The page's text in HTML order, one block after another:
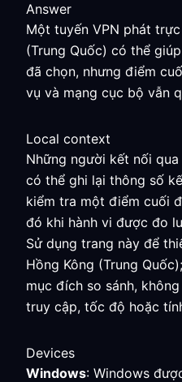
Answer
Một tuyến VPN phát
(Trung Quốc) có thể
đã chọn, nhưng điểm
vụ và mạng cục bộ vẫn
Local context
Những người kết nối
có thể ghi lại thông số
kiểm tra một điểm cuối
đó khi hành vi được đo
Sử dụng trang này để
Hồng Kông (Trung
mục đích so sánh,
truy cập, tốc độ hoặc
Devices
Windows: Windows